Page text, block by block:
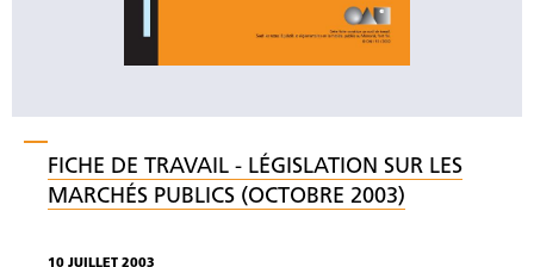
FICHE DE TRAVAIL - LÉGISLATION SUR LES
MARCHÉS PUBLICS (OCTOBRE 2003)
10 JUILLET 2003